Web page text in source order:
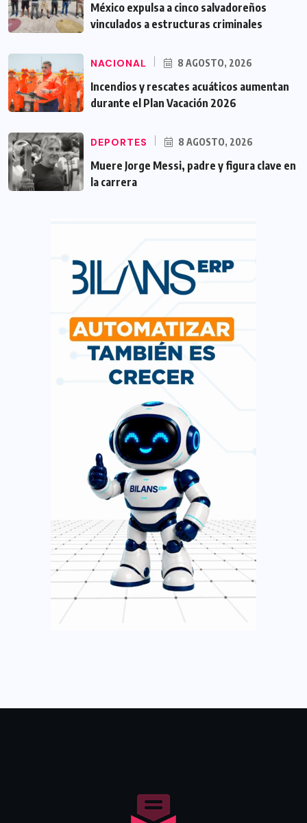
México expulsa a cinco salvadoreños
vinculados a estructuras criminales
NACIONAL 8 AGOSTO, 2026
Incendios y rescates acuáticos aumentan
durante el Plan Vacación 2026
DEPORTES 8 AGOSTO, 2026
Muere Jorge Messi, padre y figura clave en
la carrera